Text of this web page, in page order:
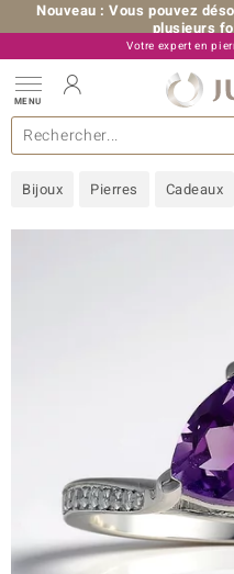
Nouveau : Vous pouvez
plusieurs
Votre expert en
+33 (0)
MENU
Bijoux Pierres Cadeaux
bijoux Design Métal
précieuses Pierres
collections
Designs
de A à Z Généralités Bon
Ventes-flash